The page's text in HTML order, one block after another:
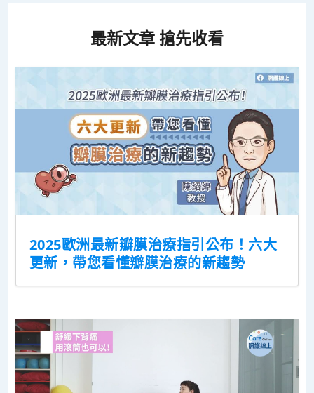
最新文章 搶先收看
2025歐洲最新瓣膜治療指引公布！六大
更新，帶您看懂瓣膜治療的新趨勢